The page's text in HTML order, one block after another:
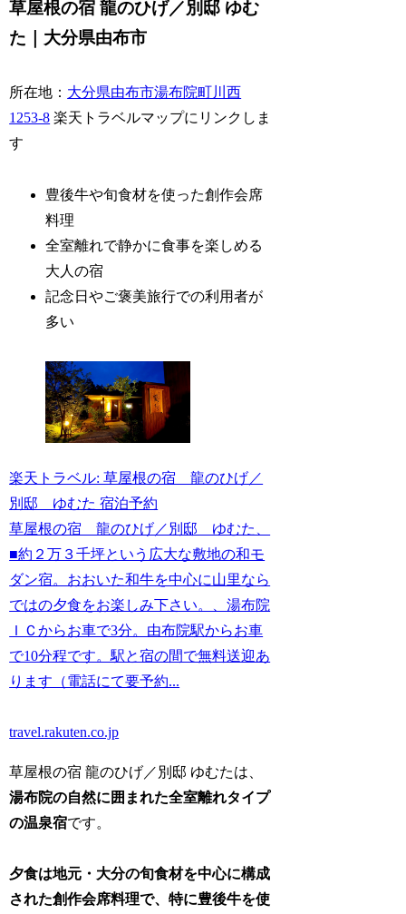
草屋根の宿 龍のひげ／別邸 ゆむ
た｜大分県由布市
所在地： 大分県由布市湯布院町川西
1253-8 楽天トラベルマップにリンクしま
す
豊後牛や旬食材を使った創作会席
料理
全室離れで静かに食事を楽しめる
大人の宿
記念日やご褒美旅行での利用者が
多い
楽天トラベル: 草屋根の宿 龍のひげ／
別邸 ゆむた 宿泊予約
草屋根の宿 龍のひげ／別邸 ゆむた、
■約２万３千坪という広大な敷地の和モ
ダン宿。おおいた和牛を中心に山里なら
ではの夕食をお楽しみ下さい。、湯布院
ＩＣからお車で3分。由布院駅からお車
で10分程です。駅と宿の間で無料送迎あ
ります（電話にて要予約...
travel.rakuten.co.jp
草屋根の宿 龍のひげ／別邸 ゆむたは、
湯布院の自然に囲まれた全室離れタイプ
の温泉宿です。
夕食は地元・大分の旬食材を中心に構成
された創作会席料理で、特に豊後牛を使